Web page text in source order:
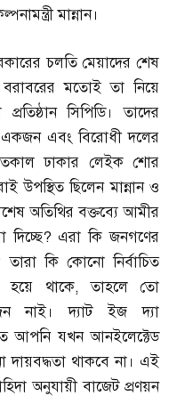
মান্নান।
চলতি মেয়াদের শেষ
বরাবরের মতোই তা নিয়ে
সিপিডি। তাদের
একজন এবং বিরোধী দলের
ঢাকার লেইক শোর
উপস্থিত ছিলেন মান্নান ও
অতিথির বক্তব্যে আমীর
দিচ্ছে?এরা কি জনগণের
তারা কি কোনো নির্বাচিত
হয়ে থাকে,তাহলে তো
নাই। দ্যাট ইজ দ্যা
আপনি যখন আনইলেক্টেড
থাকবে না। এই
অনুযায়ী বাজেট প্রণয়ন